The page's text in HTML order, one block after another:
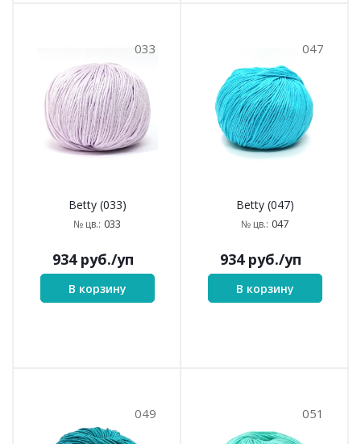
033
Betty (033)
№ цв.: 033
934руб./уп
В корзину
047
Betty (047)
№ цв.: 047
934руб./уп
В корзину
049 051